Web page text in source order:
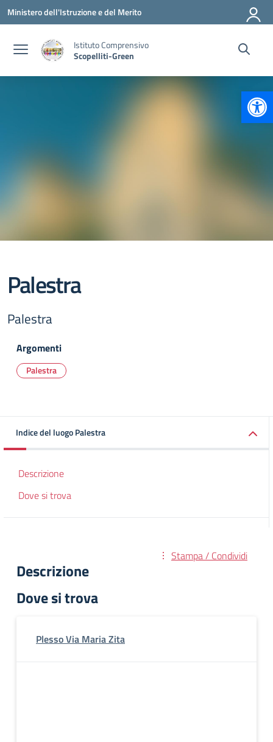
Vai ai contenuti
Vai al menu di navigazione
Vai al footer
Ministero dell'Istruzione e del Merito
Istituto Comprensivo
Scopelliti-Green
Palestra
Palestra
Argomenti
Palestra
Indice del luogo Palestra
Descrizione
Dove si trova
Stampa / Condividi
Descrizione
Dove si trova
Plesso Via Maria Zita